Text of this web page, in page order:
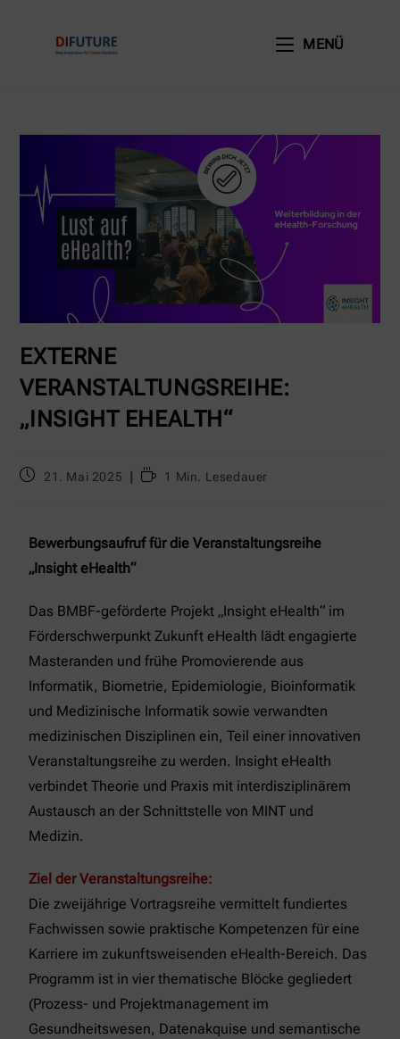
MENÜ
EXTERNE
VERANSTALTUNGSREIHE:
„INSIGHT EHEALTH“
21. Mai 2025 1 Min. Lesedauer
Bewerbungsaufruf für die Veranstaltungsreihe
„Insight eHealth“
Das BMBF-geförderte Projekt „Insight eHealth“ im
Förderschwerpunkt Zukunft eHealth lädt engagierte
Masteranden und frühe Promovierende aus
Informatik, Biometrie, Epidemiologie, Bioinformatik
und Medizinische Informatik sowie verwandten
medizinischen Disziplinen ein, Teil einer innovativen
Veranstaltungsreihe zu werden. Insight eHealth
verbindet Theorie und Praxis mit interdisziplinärem
Austausch an der Schnittstelle von MINT und
Medizin.
Ziel der Veranstaltungsreihe:
Die zweijährige Vortragsreihe vermittelt fundiertes
Fachwissen sowie praktische Kompetenzen für eine
Karriere im zukunftsweisenden eHealth-Bereich. Das
Programm ist in vier thematische Blöcke gegliedert
(Prozess- und Projektmanagement im
Gesundheitswesen, Datenakquise und semantische